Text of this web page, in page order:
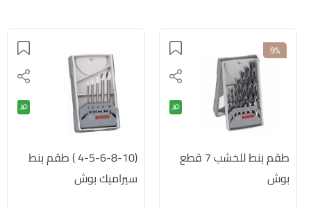
9%
طقم بنط للخشب 7 قطع
بوش
(4-5-6-8-10 ) طقم بنط
سيراميك بوش